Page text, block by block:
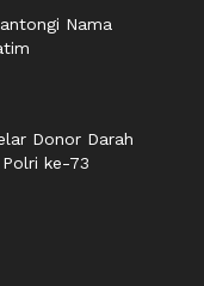
Nama
Donor Darah
ke-73